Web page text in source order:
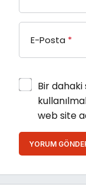
E-Posta *
Bir
web site
YORUM